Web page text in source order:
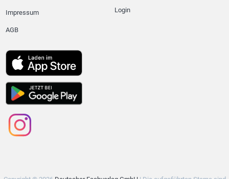
Impressum
AGB
Login